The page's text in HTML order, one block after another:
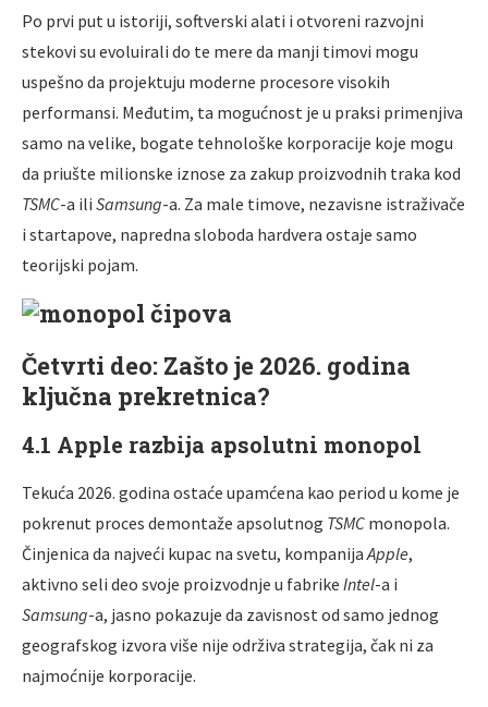
Po prvi put u istoriji, softverski alati i otvoreni razvojni
stekovi su evoluirali do te mere da manji timovi mogu
uspešno da projektuju moderne procesore visokih
performansi. Međutim, ta mogućnost je u praksi primenjiva
samo na velike, bogate tehnološke korporacije koje mogu
da priušte milionske iznose za zakup proizvodnih traka kod
TSMC-a ili Samsung-a. Za male timove, nezavisne istraživače
i startapove, napredna sloboda hardvera ostaje samo
teorijski pojam.
Četvrti deo: Zašto je 2026. godina
ključna prekretnica?
4.1 Apple razbija apsolutni monopol
Tekuća 2026. godina ostaće upamćena kao period u kome je
pokrenut proces demontaže apsolutnog TSMC monopola.
Činjenica da najveći kupac na svetu, kompanija Apple,
aktivno seli deo svoje proizvodnje u fabrike Intel-a i
Samsung-a, jasno pokazuje da zavisnost od samo jednog
geografskog izvora više nije održiva strategija, čak ni za
najmoćnije korporacije.